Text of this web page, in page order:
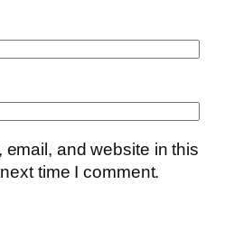
email, and website in this
time I comment.